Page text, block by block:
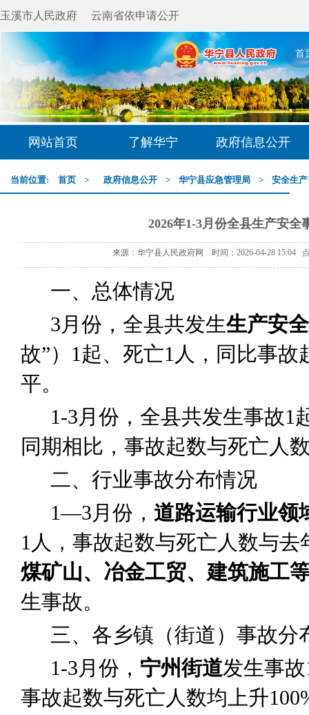
玉溪市人民政府 云南省依申请公开
首
网站首页 了解华宁 政府信息公开
当前位置: 首页 > 政府信息公开 > 华宁县应急管理局 > 安全生产
2026年1-3月份全县生产安全
来源：华宁县人民政府网 时间：2026-04-28 15:04
一、总体情况
3月份，全县共发生生产安
故”） 1起、死亡1人，同比事故
平。
1-3月 份 ， 全县共发生事故1
同期相比，事故起数与死亡人
二、行业事故分布情况
1—3月 份 ， 道路运输行业领
1人，事故起数与死亡人数与
煤矿山、冶金工贸、建筑施工
生事故。
三、 各乡镇（街道） 事故分
1-3月份， 宁州街道发生事故
事故起数与死亡人数均上升